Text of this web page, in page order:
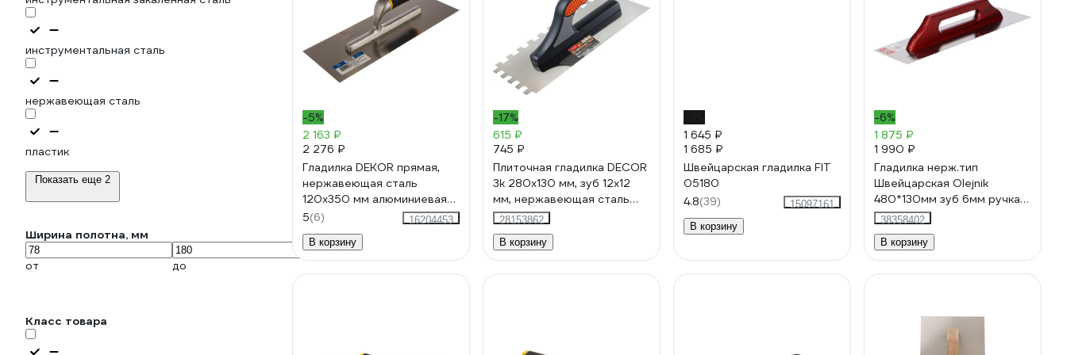
инструментальная сталь
нержавеющая сталь
пластик
Показать еще 2
Ширина полотна, мм
от до
Класс товара
-5%
2 163 ₽
2 276 ₽
Гладилка DEKOR прямая,
нержавеющая сталь
120х350 мм алюминиевая
ручка 533
5(6)
16204453
В корзину
-17%
615 ₽
745 ₽
Плиточная гладилка DECOR
3k 280x130 мм, зуб 12x12
мм, нержавеющая сталь
0,7 мм 11612108
28153862
В корзину
1 645 ₽
1 685 ₽
Швейцарская гладилка FIT
05180
4.8(39)
15097161
В корзину
-6%
1 875 ₽
1 990 ₽
Гладилка нерж.тип
Швейцарская Olejnik
480*130мм зуб 6мм ручка
дерево / ОЛЕЙНИК
127150000000
38358402
В корзину